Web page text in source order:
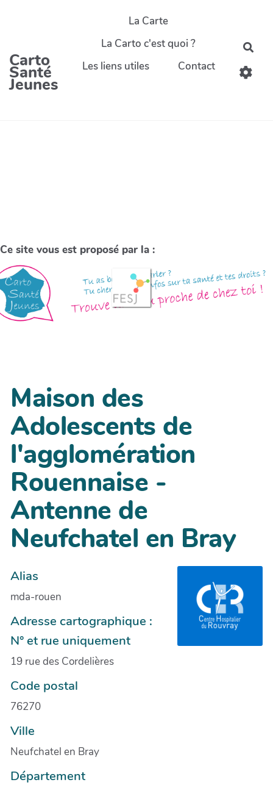
Carto
Santé
Jeunes
La Carte
La Carto c'est quoi ?
Les liens utiles
Contact
Ce site vous est proposé par la :
Maison des
Adolescents de
l'agglomération
Rouennaise -
Antenne de
Neufchatel en Bray
Alias
mda-rouen
Adresse cartographique :
N° et rue uniquement
19 rue des Cordelières
Code postal
76270
Ville
Neufchatel en Bray
Département